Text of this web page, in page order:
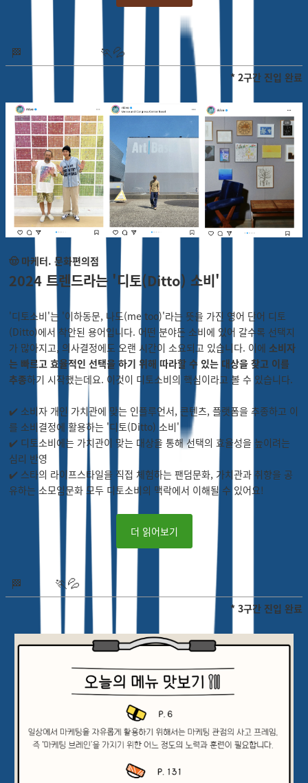
🏁 🏃💦
* 2구간 진입 완료
🤠 마케터. 문화편의점
2024 트렌드라는 '디토(Ditto) 소비'
'디토소비'는 '이하동문, 나도(me too)'라는 뜻을 가진 영어 단어 디토
(Ditto)에서 착안된 용어입니다. 어떤 분야든 소비에 있어 갈수록 선택지
가 많아지고, 의사결정에도 오랜 시간이 소요되고 있습니다. 이에 소비자
는 빠르고 효율적인 선택을 하기 위해 따라할 수 있는 대상을 찾고 이를
추종하기 시작했는데요. 이것이 디토소비의 핵심이라고 볼 수 있습니다.
✔️ 소비자 개인 가치관에 맞는 인플루언서, 콘텐츠, 플랫폼을 추종하고 이
를 소비결정에 활용하는 '디토(Ditto) 소비'
✔️ 디토소비에는 가치관이 맞는 대상을 통해 선택의 효율성을 높이려는
심리 반영
✔️ 스타의 라이프스타일을 직접 체험하는 팬덤문화, 가치관과 취향을 공
유하는 소모임문화 모두 디토소비의 맥락에서 이해될 수 있어요!
더 읽어보기
🏁 🏃💦
* 3구간 진입 완료